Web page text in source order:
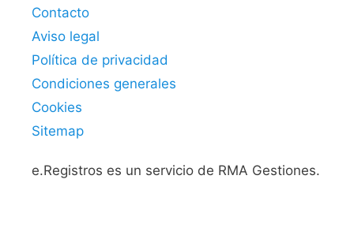
Contacto
Aviso legal
Política de privacidad
Condiciones generales
Cookies
Sitemap
e.Registros es un servicio de RMA Gestiones.